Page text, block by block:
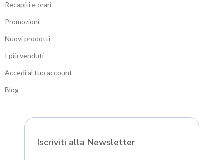
Recapiti e orari
Promozioni
Nuovi prodotti
I più venduti
Accedi al tuo account
Blog
Iscriviti alla Newsletter